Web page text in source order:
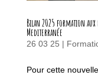
Bilan 2025 formation
Mediterranée
26 03 25 |
Pour cette